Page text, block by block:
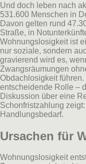
Und doch leben nach
531.600 Menschen in
Davon gelten rund
Straße, in
Wohnungslosigkeit ist
nur soziale, sondern
gravierend wird es,
Zwangsräumungen
Obdachlosigkeit
entscheidende Rolle –
Diskussion über eine
Schonfristzahlung
Handlungsbedarf.
Ursachen für
Wohnungslosigkeit